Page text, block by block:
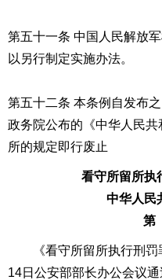
第五十一条 中国人民解放
以另行制定实施办法。
第五十二条 本条例自发布
政务院公布的《中华人民
所的规定即行废止
看守所留所执
中华人民
《看守所留所执行刑罚
14日公安部部长办公会议